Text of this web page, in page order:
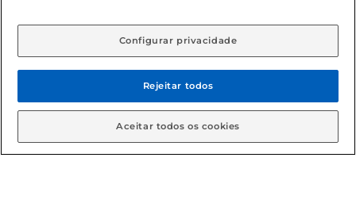
aviso prévio. O valor mínimo para as compras on-line é de
© 2026 Copyright. Todos os direitos
reservados Gbarbosa.
Configurar privacidade
Rejeitar todos
Aceitar todos os cookies